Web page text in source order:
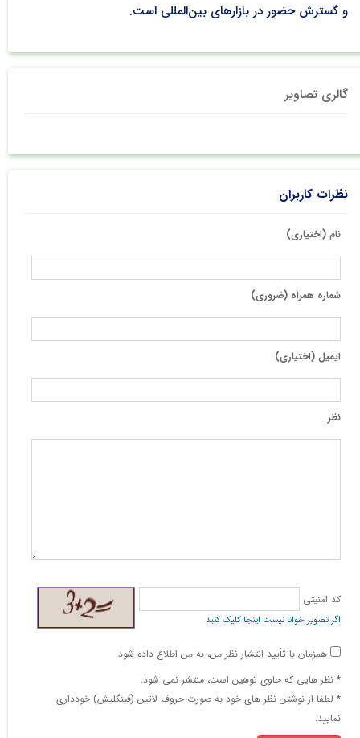
و گسترش حضور در بازارهای بین‌المللی است.
گالری تصاویر
نظرات کاربران
نام (اختیاری)
شماره همراه (ضروری)
ایمیل (اختیاری)
نظر
کد امنیتی
اگر تصویر خوانا نیست اینجا کلیک کنید
همزمان با تأیید انتشار نظر من، به من اطلاع داده شود.
* نظر هایی كه حاوی توهین است، منتشر نمی شود.
* لطفا از نوشتن نظر های خود به صورت حروف لاتین (فینگلیش) خودداری
نمایید.